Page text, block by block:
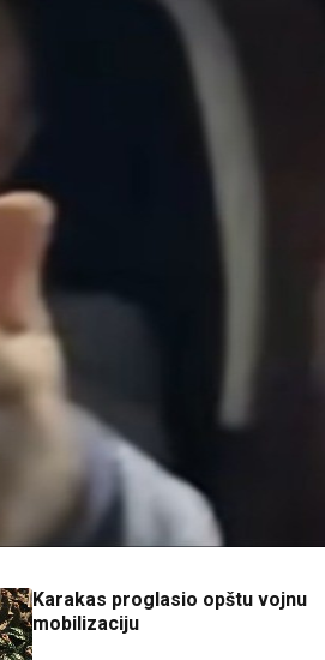
Karakas proglasio opštu vojnu
mobilizaciju